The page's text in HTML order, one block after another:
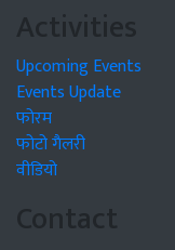
Activities
Upcoming Events
Events Update
फोरम
फोटो गैलरी
वीडियो
Contact